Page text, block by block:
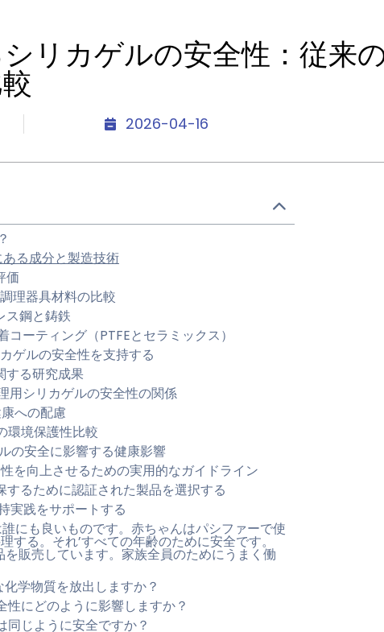
リカゲルの安全性：従来
2026-04-16
る成分と製造技術
価
理器具材料の比較
ス鋼と鋳鉄
ーティング（PTFEとセラミックス）
ゲルの安全性を支持する
する研究成果
用シリカゲルの安全性の関係
への配慮
環境保護性比較
の安全に影響する健康影響
を向上させるための実用的なガイドライン
るために認証された製品を選択する
実践をサポートする
にも良いものです。赤ちゃんはパシファーで使
する。それ’すべての年齢のために安全です。
販売しています。家族全員のためにうまく働
学物質を放出しますか？
にどのように影響しますか？
じように安全ですか？